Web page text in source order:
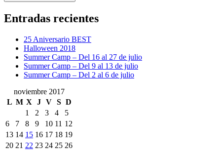
Entradas recientes
25 Aniversario BEST
Halloween 2018
Summer Camp – Del 16 al 27 de julio
Summer Camp – Del 9 al 13 de julio
Summer Camp – Del 2 al 6 de julio
noviembre 2017
L M X J V S D
1
2 3 4
5
6
7 8 9 10 11 12
13 14 15 16 17 18 19
20 21 22 23 24 25 26